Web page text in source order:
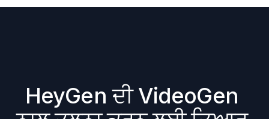
HeyGen ਦੀ VideoGen